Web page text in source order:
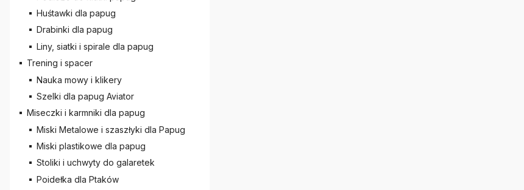
Huśtawki dla papug
Drabinki dla papug
Liny, siatki i spirale dla papug
Trening i spacer
Nauka mowy i klikery
Szelki dla papug Aviator
Miseczki i karmniki dla papug
Miski Metalowe i szaszłyki dla Papug
Miski plastikowe dla papug
Stoliki i uchwyty do galaretek
Poidełka dla Ptaków